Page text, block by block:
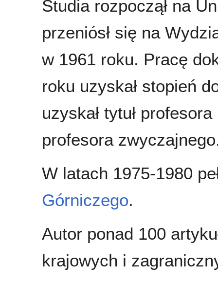
Studia rozpoczął na
przeniósł się na
w 1961 roku. Pracę
roku uzyskał stopień
uzyskał tytuł
profesora
W latach 1975-1980
Górniczego.
Autor ponad 100
krajowych i